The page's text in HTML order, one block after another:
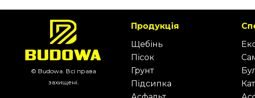
© Budowa. Всі права
захищені.
Продукція
Щебінь
Пісок
Грунт
Підсипка